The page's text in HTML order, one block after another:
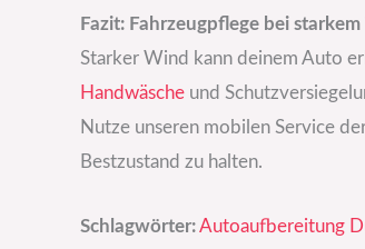
Fazit: Fahrzeugpflege bei starkem
Starker Wind kann deinem Auto
Handwäsche und
Nutze unseren mobilen Service
Bestzustand zu halten.
Schlagwörter:Autoaufbereitung